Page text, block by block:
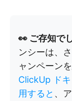
👀 ご存知で
ンシーは、
ャンペーン
ClickUp ドキ
用すると 、